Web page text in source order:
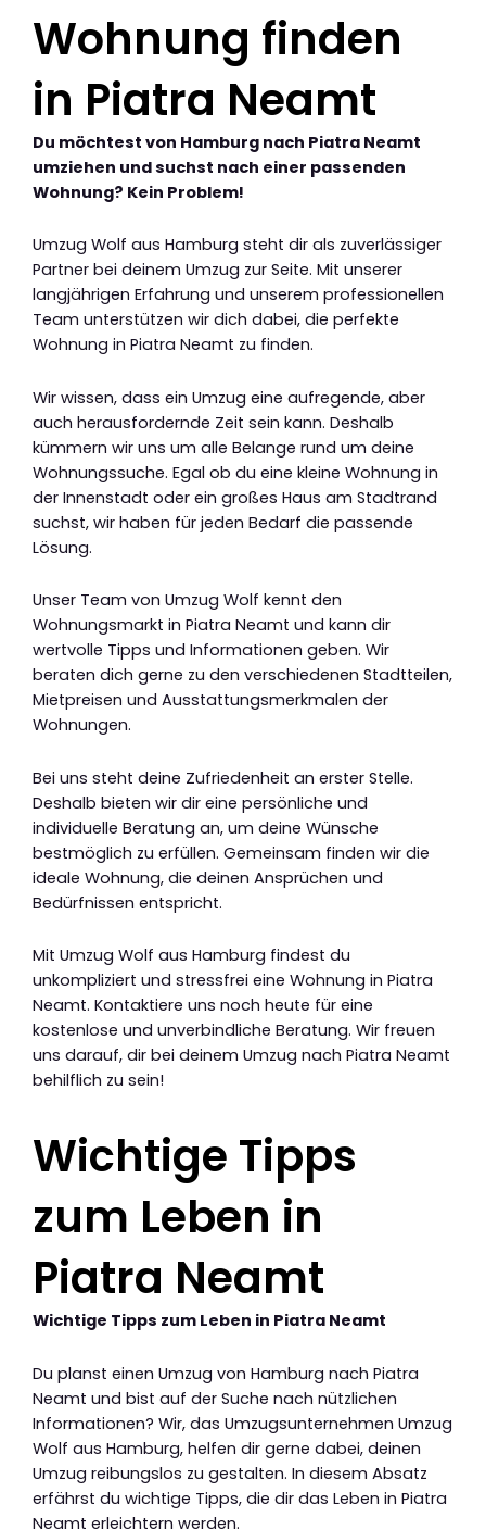
Wohnung finden
in Piatra Neamt
Du möchtest von Hamburg nach Piatra Neamt
umziehen und suchst nach einer passenden
Wohnung? Kein Problem!
Umzug Wolf aus Hamburg steht dir als zuverlässiger
Partner bei deinem Umzug zur Seite. Mit unserer
langjährigen Erfahrung und unserem professionellen
Team unterstützen wir dich dabei, die perfekte
Wohnung in Piatra Neamt zu finden.
Wir wissen, dass ein Umzug eine aufregende, aber
auch herausfordernde Zeit sein kann. Deshalb
kümmern wir uns um alle Belange rund um deine
Wohnungssuche. Egal ob du eine kleine Wohnung in
der Innenstadt oder ein großes Haus am Stadtrand
suchst, wir haben für jeden Bedarf die passende
Lösung.
Unser Team von Umzug Wolf kennt den
Wohnungsmarkt in Piatra Neamt und kann dir
wertvolle Tipps und Informationen geben. Wir
beraten dich gerne zu den verschiedenen Stadtteilen,
Mietpreisen und Ausstattungsmerkmalen der
Wohnungen.
Bei uns steht deine Zufriedenheit an erster Stelle.
Deshalb bieten wir dir eine persönliche und
individuelle Beratung an, um deine Wünsche
bestmöglich zu erfüllen. Gemeinsam finden wir die
ideale Wohnung, die deinen Ansprüchen und
Bedürfnissen entspricht.
Mit Umzug Wolf aus Hamburg findest du
unkompliziert und stressfrei eine Wohnung in Piatra
Neamt. Kontaktiere uns noch heute für eine
kostenlose und unverbindliche Beratung. Wir freuen
uns darauf, dir bei deinem Umzug nach Piatra Neamt
behilflich zu sein!
Wichtige Tipps
zum Leben in
Piatra Neamt
Wichtige Tipps zum Leben in Piatra Neamt
Du planst einen Umzug von Hamburg nach Piatra
Neamt und bist auf der Suche nach nützlichen
Informationen? Wir, das Umzugsunternehmen Umzug
Wolf aus Hamburg, helfen dir gerne dabei, deinen
Umzug reibungslos zu gestalten. In diesem Absatz
erfährst du wichtige Tipps, die dir das Leben in Piatra
Neamt erleichtern werden.